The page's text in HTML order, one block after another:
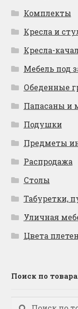
Комплекты
Кресла и
Кресла-
Мебель под
Обеденные
Папасаны и
Подушки
Предметы
Распродажа
Столы
Табуретки,
Уличная
Цвета
Поиск по
Искать:
Поиск